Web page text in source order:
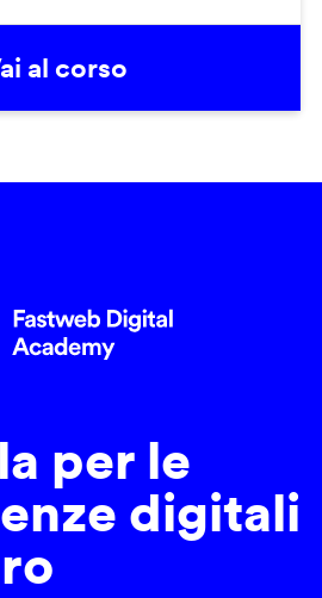
al corso
per le
digitali